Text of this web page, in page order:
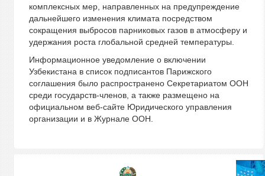
комплексных мер, направленных на предупреждение
дальнейшего изменения климата посредством
сокращения выбросов парниковых газов в атмосферу и
удержания роста глобальной средней температуры.
Информационное уведомление о включении
Узбекистана в список подписантов Парижского
соглашения было распространено Секретариатом ООН
среди государств-членов, а также размещено на
официальном веб-сайте Юридического управления
организации и в Журнале ООН.